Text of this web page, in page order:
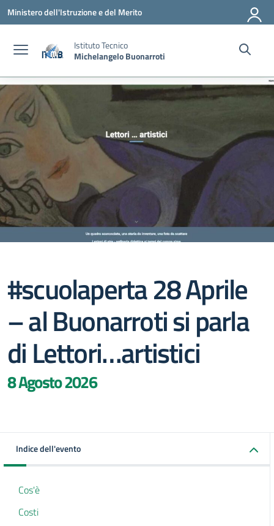
Vai ai contenuti
Vai al menu di navigazione
Vai al footer
Ministero dell'Istruzione e del Merito
Istituto Tecnico
Michelangelo Buonarroti
#scuolaperta 28 Aprile
– al Buonarroti si parla
di Lettori…artistici
8 Agosto 2026
Indice dell'evento
Cos'è
Costi